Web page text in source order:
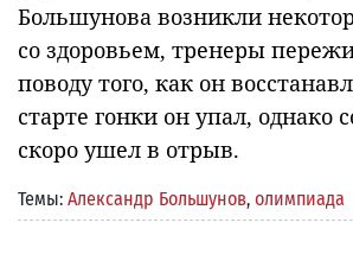
Большунова возникли
со здоровьем, тренеры
поводу того, как он
старте гонки он упал, однако
скоро ушел в отрыв.
Темы: Александр Большунов, олимпиада